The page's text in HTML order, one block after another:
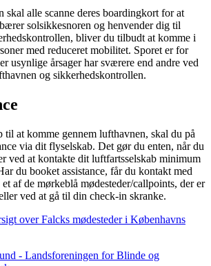
skal alle scanne deres boardingkort for at
solsikkesnoren og henvender dig til
bliver du tilbudt at komme i
med reduceret mobilitet. Sporet er for
usynlige årsager har sværere end andre ved
og sikkerhedskontrollen.
at komme gennem lufthavnen, skal du på
via dit flyselskab. Det gør du enten, når du
ved at kontakte dit luftfartsselskab minimum
du booket assistance, får du kontakt med
af de mørkeblå mødesteder/callpoints, der er
ved at gå til din check-in skranke.
over Falcks mødesteder i Københavns